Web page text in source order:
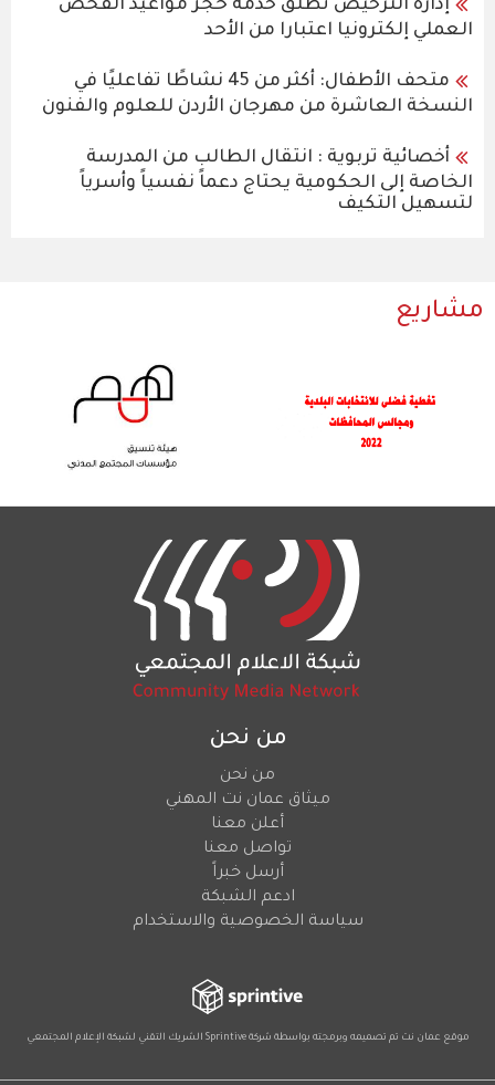
إدارة الترخيص تطلق خدمة حجز مواعيد الفحص
العملي إلكترونيا اعتبارا من الأحد
متحف الأطفال: أكثر من 45 نشاطًا تفاعليًا في
النسخة العاشرة من مهرجان الأردن للعلوم والفنون
أخصائية تربوية : انتقال الطالب من المدرسة
الخاصة إلى الحكومية يحتاج دعماً نفسياً وأسرياً
لتسهيل التكيف
مشاريع
من نحن
من نحن
ميثاق عمان نت المهني
أعلن معنا
تواصل معنا
أرسل خبراً
ادعم الشبكة
سياسة الخصوصية والاستخدام
موقع عمان نت تم تصميمه وبرمجته بواسطة شركةSprintive الشريك التقني لشبكة الإعلام المجتمعي